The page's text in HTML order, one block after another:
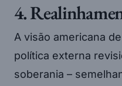
4.
A visão americana
política externa
soberania –